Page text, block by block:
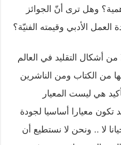
وهل ترى أنّ الجوائز
الأدبي وقيمته الفنيّة؟
أشكال التقليد في العالم
من الكتاب ومن الناشرين
هي ليست المعيار
تكون معيارا أساسيا لجودة
لا .. ونحن لا نستطيع أن